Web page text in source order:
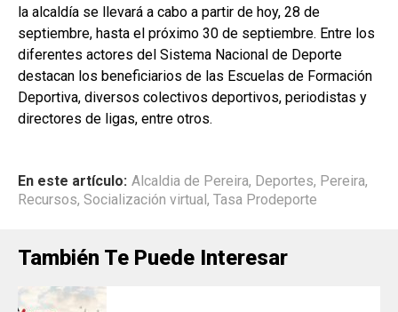
la alcaldía se llevará a cabo a partir de hoy, 28 de
septiembre, hasta el próximo 30 de septiembre. Entre los
diferentes actores del Sistema Nacional de Deporte
destacan los beneficiarios de las Escuelas de Formación
Deportiva, diversos colectivos deportivos, periodistas y
directores de ligas, entre otros.
En este artículo: Alcaldia de Pereira, Deportes, Pereira,
Recursos, Socialización virtual, Tasa Prodeporte
También Te Puede Interesar